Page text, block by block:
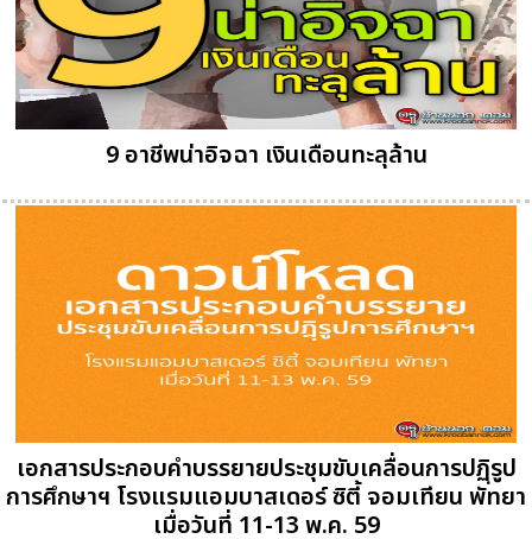
9 อาชีพน่าอิจฉา เงินเดือนทะลุล้าน
เอกสารประกอบคำบรรยายประชุมขับเคลื่อนการปฏฺิรูป
การศึกษาฯ โรงแรมแอมบาสเดอร์ ซิตี้ จอมเทียน พัทยา
เมื่อวันที่ 11-13 พ.ค. 59